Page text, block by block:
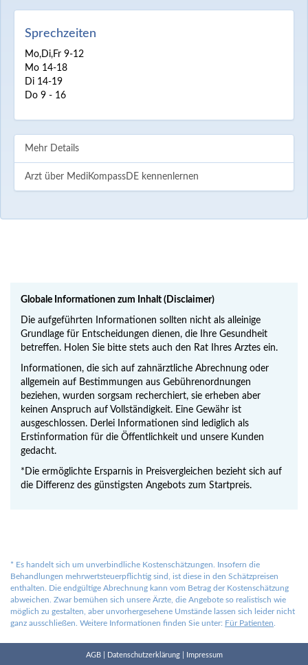
Sprechzeiten
Mo,Di,Fr 9-12
Mo 14-18
Di 14-19
Do 9 - 16
Mehr Details
Arzt über MediKompassDE kennenlernen
Globale Informationen zum Inhalt (Disclaimer)
Die aufgeführten Informationen sollten nicht als alleinige
Grundlage für Entscheidungen dienen, die Ihre Gesundheit
betreffen. Holen Sie bitte stets auch den Rat Ihres Arztes ein.
Informationen, die sich auf zahnärztliche Abrechnung oder
allgemein auf Bestimmungen aus Gebührenordnungen
beziehen, wurden sorgsam recherchiert, sie erheben aber
keinen Anspruch auf Vollständigkeit. Eine Gewähr ist
ausgeschlossen. Derlei Informationen sind lediglich als
Erstinformation für die Öffentlichkeit und unsere Kunden
gedacht.
*Die ermöglichte Ersparnis in Preisvergleichen bezieht sich auf
die Differenz des günstigsten Angebots zum Startpreis.
* Es handelt sich um unverbindliche Kostenschätzungen. Insofern die
Behandlungen mehrwertsteuerpflichtig sind, ist diese in den Schätzpreisen
enthalten. Die endgültige Abrechnung kann vom Betrag der Kostenschätzung
abweichen. Zwar bemühen sich unsere Ärzte, die Angebote so realistisch wie
möglich zu gestalten, aber unvorhergesehene Umstände lassen sich leider nicht
ganz ausschließen. Weitere Informationen finden Sie unter: Für Patienten
AGB| Datenschutzerklärung| Impressum